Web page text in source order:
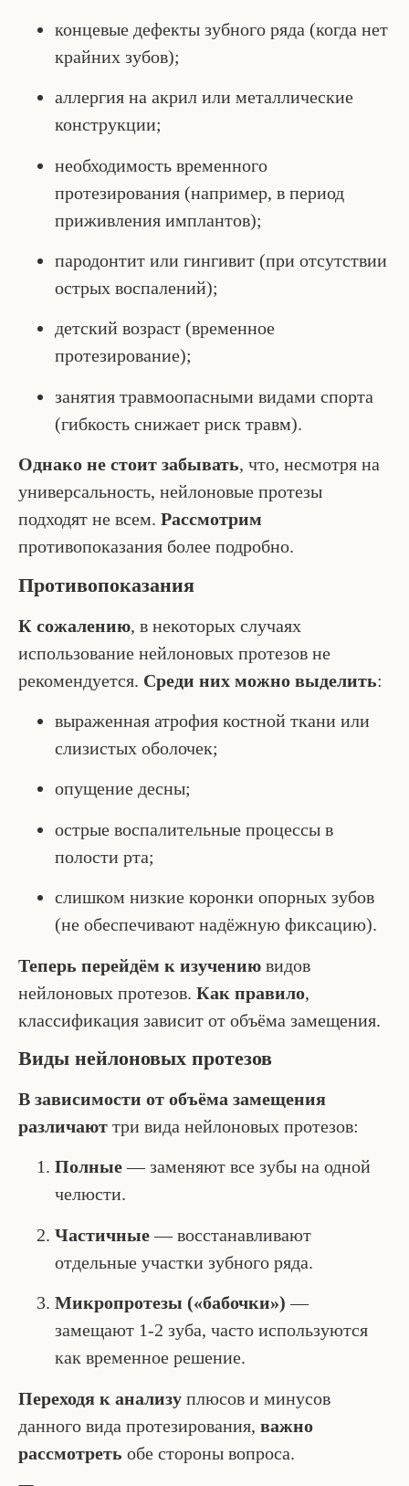
концевые дефекты зубного ряда (когда нет
крайних зубов);
аллергия на акрил или металлические
конструкции;
необходимость временного
протезирования (например, в период
приживления имплантов);
пародонтит или гингивит (при отсутствии
острых воспалений);
детский возраст (временное
протезирование);
занятия травмоопасными видами спорта
(гибкость снижает риск травм).
Однако не стоит забывать, что, несмотря на
универсальность, нейлоновые протезы
подходят не всем. Рассмотрим
противопоказания более подробно.
Противопоказания
К сожалению, в некоторых случаях
использование нейлоновых протезов не
рекомендуется. Среди них можно выделить:
выраженная атрофия костной ткани или
слизистых оболочек;
опущение десны;
острые воспалительные процессы в
полости рта;
слишком низкие коронки опорных зубов
(не обеспечивают надёжную фиксацию).
Теперь перейдём к изучению видов
нейлоновых протезов. Как правило,
классификация зависит от объёма замещения.
Виды нейлоновых протезов
В зависимости от объёма замещения
различают три вида нейлоновых протезов:
Полные— заменяют все зубы на одной
челюсти.
Частичные— восстанавливают
отдельные участки зубного ряда.
Микропротезы («бабочки») —
замещают 1-2 зуба, часто используются
как временное решение.
Переходя к анализу плюсов и минусов
данного вида протезирования, важно
рассмотреть обе стороны вопроса.